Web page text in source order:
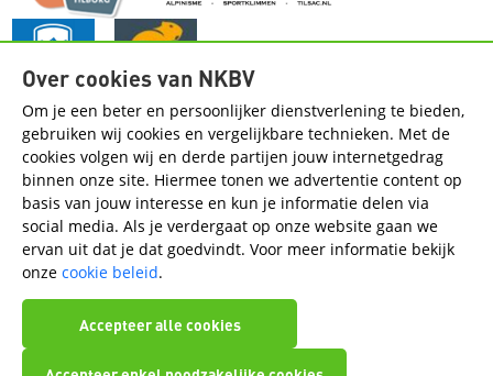
Handige pagina's
Contact Ons Bestuur Annuleringsvoorwaarden
Volg de regio op social media
Over cookies van NKBV
Om je een beter en persoonlijker dienstverlening te bieden,
gebruiken wij cookies en vergelijkbare technieken. Met de
cookies volgen wij en derde partijen jouw internetgedrag
binnen onze site. Hiermee tonen we advertentie content op
basis van jouw interesse en kun je informatie delen via
social media. Als je verdergaat op onze website gaan we
ervan uit dat je dat goedvindt. Voor meer informatie bekijk
onze cookie beleid.
Accepteer alle cookies